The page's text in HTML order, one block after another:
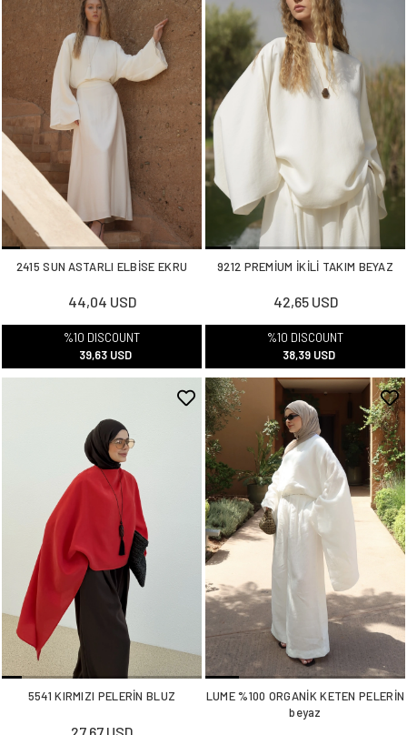
2415 SUN ASTARLI ELBİSE EKRU
44,04 USD
%10 DISCOUNT
39,63 USD
9212 PREMİUM İKİLİ TAKIM BEYAZ
42,65 USD
%10 DISCOUNT
38,39 USD
5541 KIRMIZI PELERİN BLUZ
27,67 USD
LUME %100 ORGANİK KETEN PELERİN
beyaz